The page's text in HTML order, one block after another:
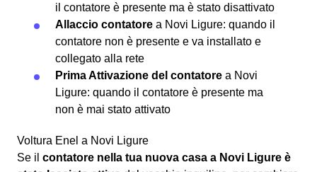
il contatore è presente ma è stato disattivato
Allaccio contatore a Novi Ligure: quando il
contatore non è presente e va installato e
collegato alla rete
Prima Attivazione del contatore a Novi
Ligure: quando il contatore è presente ma
non è mai stato attivato
Voltura Enel a Novi Ligure
Se il contatore nella tua nuova casa a Novi Ligure è